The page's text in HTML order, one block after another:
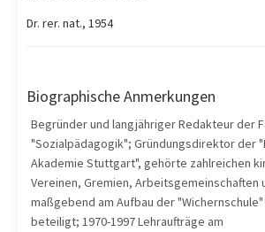
Dr. rer. nat., 1954
Biographische Anmerkungen
Begründer und langjähriger Redakteur der
"Sozialpädagogik"; Gründungsdirektor der
Akademie Stuttgart", gehörte zahlreichen
Vereinen, Gremien, Arbeitsgemeinschaften
maßgebend am Aufbau der
beteiligt; 1970-1997 Lehraufträge am